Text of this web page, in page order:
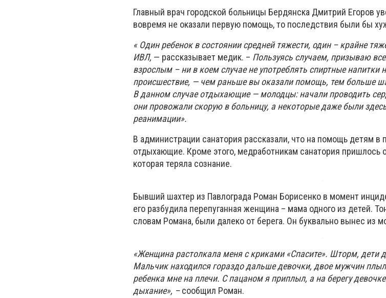
Главный врач городской больницы Бердянска Дмитрий Егоров
вовремя не оказали первую помощь, то последствия были бы
« Один ребенок в состоянии средней тяжести, один – крайне
ИВЛ, — рассказывает медик. – Пользуясь случаем, призываю
взрослым – ни в коем случае не употреблять спиртные напитки
происшествие, — чем раньше вы оказали помощь, тем больше
В данном случае отдыхающие — молодцы: начали проводить
они провожали скорую в больницу, а некоторые даже были
реанимации».
В администрации санатория рассказали, что на помощь детям в
отдыхающие. Кроме этого, медработникам санатория пришлось
которая теряла сознание.
Бывший шахтер из Павлограда Роман Борисенко в момент
его разбудила перепуганная женщина – мама одного из детей.
словам Романа, были далеко от берега. Он буквально вынес из
«Женщина растолкала меня с криками «Спасите». Шторм, дети
Мальчик находился гораздо дальше девочки, двое мужчин
ребенка мне на плечи. С пацаном я приплыл, а на берегу
дыхание», –сообщил Роман.